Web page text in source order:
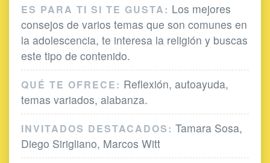
ES PARA TI SI TE GUSTA: Los mejores
consejos de varios temas que son comunes en
la adolescencia, te interesa la religión y buscas
este tipo de contenido.
QUÉ TE OFRECE: Reflexión, autoayuda,
temas variados, alabanza.
INVITADOS DESTACADOS: Tamara Sosa,
Diego Sirigliano, Marcos Witt